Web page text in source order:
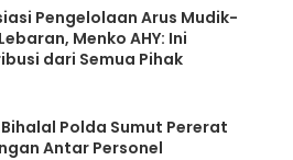
Pengelolaan Arus Mudik-
Menko AHY: Ini
dari Semua Pihak
Polda Sumut Pererat
Antar Personel